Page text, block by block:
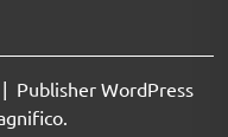
| Publisher WordPress